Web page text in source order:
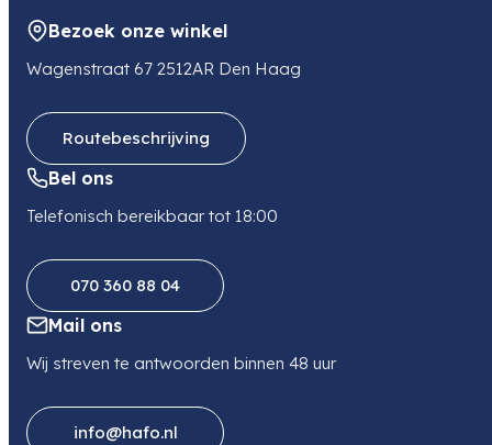
E-mail
sales@tse-imaging.nl
Bezoek onze winkel
Wagenstraat 67 2512AR Den Haag
Routebeschrijving
Bel ons
Telefonisch bereikbaar tot 18:00
070 360 88 04
Mail ons
Wij streven te antwoorden binnen 48 uur
info@hafo.nl